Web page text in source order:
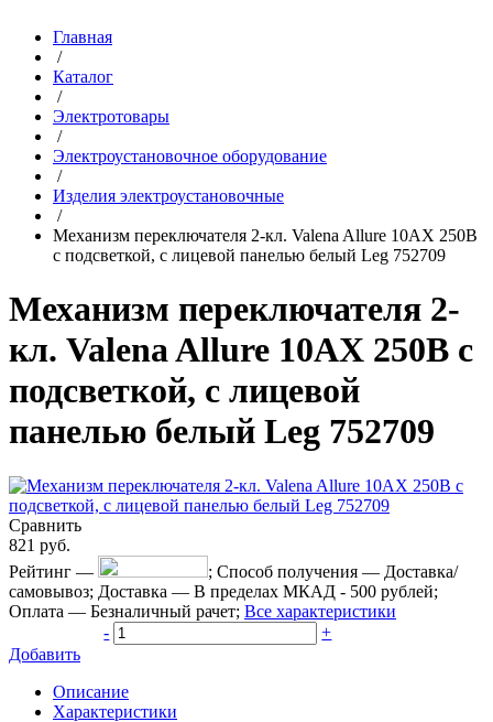
Главная
/
Каталог
/
Электротовары
/
Электроустановочное оборудование
/
Изделия электроустановочные
/
Механизм переключателя 2-кл. Valena Allure 10АХ 250В
с подсветкой, с лицевой панелью белый Leg 752709
Механизм переключателя 2-
кл. Valena Allure 10АХ 250В с
подсветкой, с лицевой
панелью белый Leg 752709
Сравнить
821 руб.
Рейтинг — ; Способ получения — Доставка/
самовывоз; Доставка — В пределах МКАД - 500 рублей;
Оплата — Безналичный рачет; Все характеристики
-
+
Добавить
Описание
Характеристики